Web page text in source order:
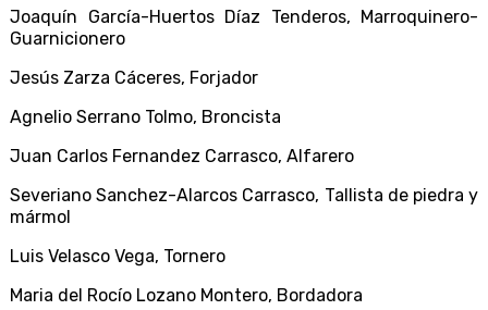
Joaquín García-Huertos Díaz Tenderos, Marroquinero-
Guarnicionero
Jesús Zarza Cáceres, Forjador
Agnelio Serrano Tolmo, Broncista
Juan Carlos Fernandez Carrasco, Alfarero
Severiano Sanchez-Alarcos Carrasco, Tallista de piedra y
mármol
Luis Velasco Vega, Tornero
Maria del Rocío Lozano Montero, Bordadora